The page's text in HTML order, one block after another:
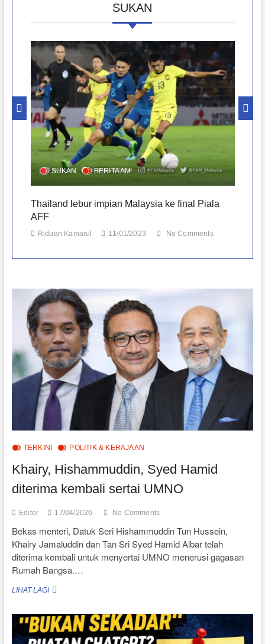
SUKAN
SUKAN BERITA AM
Thailand lebur impian Malaysia ke final Piala
AFF
Riduan Kamarul 11/01/2023 No Comments
TERKINI POLITIK & KERAJAAN
Khairy, Hishammuddin, Syed Hamid
diterima kembali sertai UMNO
Editor 17/04/2026 No Comments
Bekas menteri, Datuk Seri Hishammuddin Tun Hussein,
Khairy Jamaluddin dan Tan Sri Syed Hamid Albar telah
diterima kembali untuk menyertai UMNO menerusi gagasan
Rumah Bangsa.…
LIHAT LAGIKHAIRY,
HAMID
DITERIMA
KEMBALI